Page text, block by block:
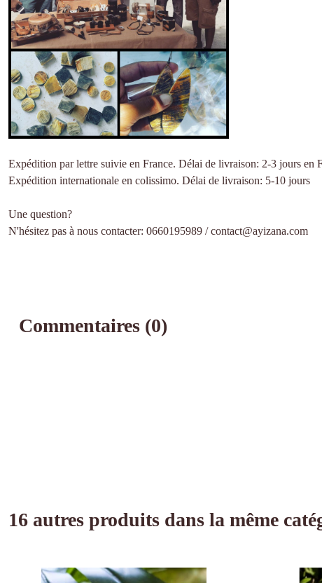
Expédition par lettre suivie en France. Délai de livraison: 2-3 jours en
Expédition internationale en colissimo. Délai de livraison: 5-10 jours
Une question?
N'hésitez pas à nous contacter: 0660195989 / contact@ayizana.com
Commentaires (0)
16 autres produits dans la même